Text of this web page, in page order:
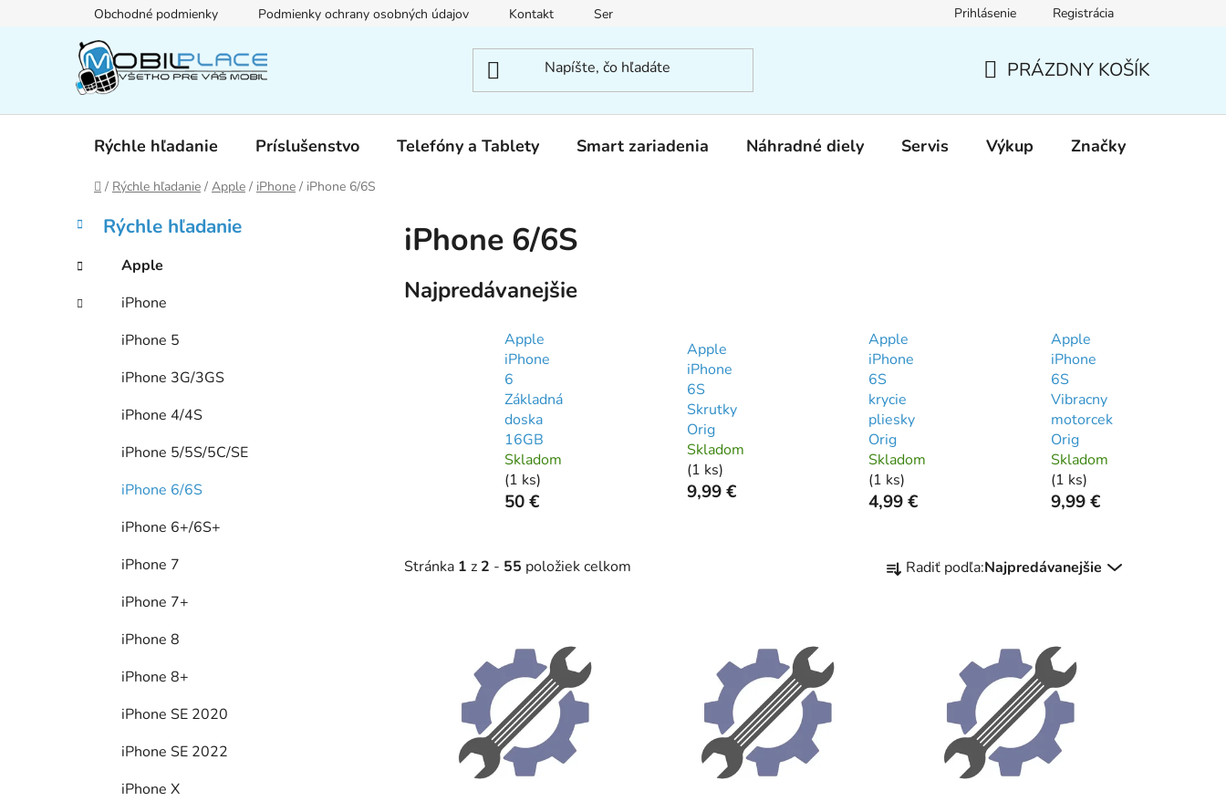
Obchodné podmienky Podmienky ochrany osobných údajov Kontakt Servis Prihlásenie Registrácia
KOŠÍK
PRÁZDNY KOŠÍK
Rýchle hľadanie Príslušenstvo Telefóny a Tablety Smart zariadenia Náhradné diely Servis Výkup Značky
Domov
/ Rýchle hľadanie / Apple / iPhone / iPhone 6/6S
B
č
ý
Preskočiť
kategórie
K
a
e
g
ó
Rýchle hľadanie
Apple
iPhone
iPhone 5
iPhone 3G/3GS
iPhone 4/4S
iPhone 5/5S/5C/SE
iPhone 6/6S
iPhone 6+/6S+
iPhone 7
iPhone 7+
iPhone 8
iPhone 8+
iPhone SE 2020
iPhone SE 2022
iPhone X
iPhone 6/6S
Najpredávanejšie
Apple
iPhone
6
Základná
doska
16GB
Skladom
(1 ks)
50 €
Apple
iPhone
6S
Skrutky
Orig
Skladom
(1 ks)
9,99 €
Apple
iPhone
6S
krycie
pliesky
Orig
Skladom
(1 ks)
4,99 €
Apple
iPhone
6S
Vibracny
motorcek
Orig
Skladom
(1 ks)
9,99 €
Stránka 1 z 2 - 55 položiek celkom
a Radiť podľa:Najpredávanejšie